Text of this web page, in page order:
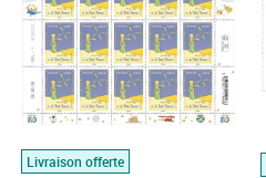
Livraison offerte